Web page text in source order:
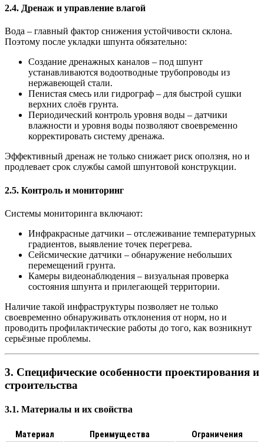
2.4. Дренаж и управление влагой
Вода – главный фактор снижения устойчивости склона.
Поэтому после укладки шпунта обязательно:
Создание дренажных каналов – под шпунт
устанавливаются водоотводные трубопроводы из
нержавеющей стали.
Пенистая смесь или гидрограф – для быстрой сушки
верхних слоёв грунта.
Периодический контроль уровня воды – датчики
влажности и уровня воды позволяют своевременно
корректировать систему дренажа.
Эффективный дренаж не только снижает риск оползня, но и
продлевает срок службы самой шпунтовой конструкции.
2.5. Контроль и мониторинг
Системы мониторинга включают:
Инфракрасные датчики – отслеживание температурных
градиентов, выявление точек перегрева.
Сейсмические датчики – обнаружение небольших
перемещений грунта.
Камеры видеонаблюдения – визуальная проверка
состояния шпунта и прилегающей территории.
Наличие такой инфраструктуры позволяет не только
своевременно обнаруживать отклонения от норм, но и
проводить профилактические работы до того, как возникнут
серьёзные проблемы.
3. Специфические особенности проектирования и
строительства
3.1. Материалы и их свойства
Материал Преимущества Ограничения